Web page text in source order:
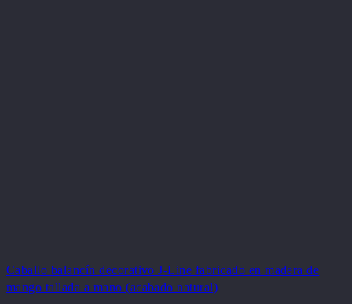
Caballo balancín decorativo J-Line fabricado en madera de
mango tallada a mano (acabado natural)